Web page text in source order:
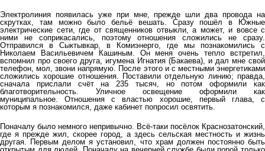
Электролиния появилась уже при мне, прежде шли два провода на
скрутках, там можно было бельё вешать. Сразу пошёл в Южные
электрические сети, где от священников отвыкли, а может, и вовсе с
ними не соприкасались, поэтому отношения сложились не сразу.
Отправился в Сыктывкар, в Комиэнерго, где мы познакомились с
Николаем Васильевичем Кашиным. Он меня очень тепло встретил,
вспомнил про своего друга, игумена Игнатия (Бакаева), и дал мне свой
телефон, мол, звони напрямую. После этого и с местными энергетиками
сложились хорошие отношения. Поставили отдельную линию; правда,
сначала прислали счёт на 235 тысяч, но потом оформили как
благотворительность. Уличное освещение оформили как
муниципальное. Отношения с властью хорошие, первый глава, с
которым я познакомился, даже кабинет попросил освятить.
Поначалу было немного непривычно. Всё-таки посёлок Краснозатонский,
где я прежде жил, скорее город, а здесь сельская местность и жизнь
другая. Первым делом я установил, что храм должен постоянно быть